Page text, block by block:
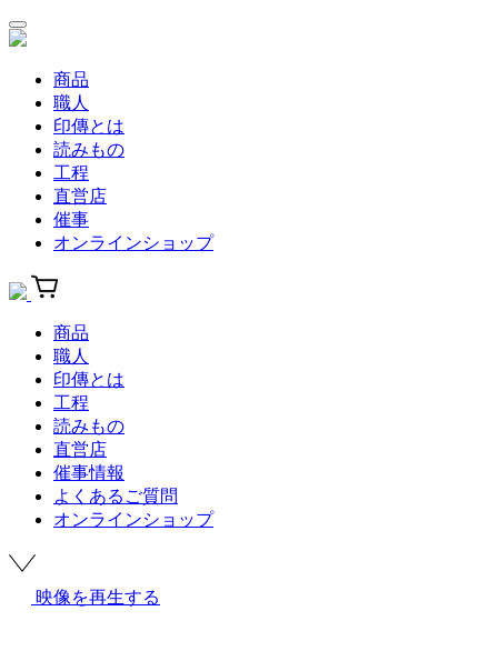
商品
職人
印傳とは
読みもの
工程
直営店
催事
オンラインショップ
商品
職人
印傳とは
工程
読みもの
直営店
催事情報
よくあるご質問
オンラインショップ
映像を再生する